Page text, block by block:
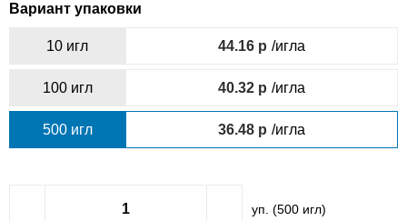
Вариант упаковки
10 игл 44.16 /игла
100 игл 40.32 /игла
500 игл 36.48 /игла
уп. (500игл)